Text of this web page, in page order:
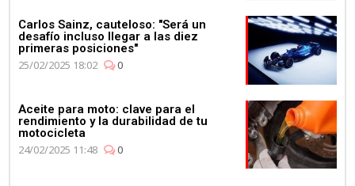
Carlos Sainz, cauteloso: "Será un
desafío incluso llegar a las diez
primeras posiciones"
25/02/2025 18:02
0
Aceite para moto: clave para el
rendimiento y la durabilidad de tu
motocicleta
24/02/2025 11:48
0